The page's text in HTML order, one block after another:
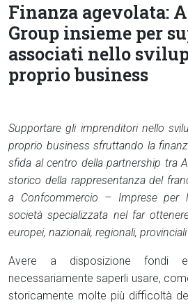
Finanza agevolata:
Group insieme per
associati nello
proprio business
Supportare gli imprenditori nello
proprio business sfruttando la
sfida al centro della partnership tra
storico della rappresentanza del
a Confcommercio – Imprese per
società specializzata nel far
europei, nazionali, regionali,
Avere a disposizione fondi
necessariamente saperli usare,
storicamente molte più difficoltà